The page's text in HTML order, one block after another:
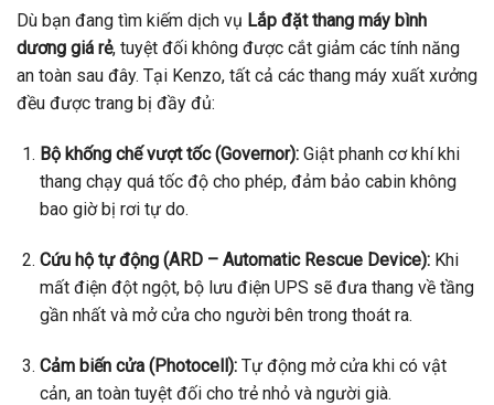
Dù bạn đang tìm kiếm dịch vụ Lắp đặt thang máy bình
dương giá rẻ, tuyệt đối không được cắt giảm các tính năng
an toàn sau đây. Tại Kenzo, tất cả các thang máy xuất xưởng
đều được trang bị đầy đủ:
Bộ khống chế vượt tốc (Governor):Giật phanh cơ khí khi
thang chạy quá tốc độ cho phép, đảm bảo cabin không
bao giờ bị rơi tự do.
Cứu hộ tự động (ARD – Automatic Rescue Device):Khi
mất điện đột ngột, bộ lưu điện UPS sẽ đưa thang về tầng
gần nhất và mở cửa cho người bên trong thoát ra.
Cảm biến cửa (Photocell):Tự động mở cửa khi có vật
cản, an toàn tuyệt đối cho trẻ nhỏ và người già.